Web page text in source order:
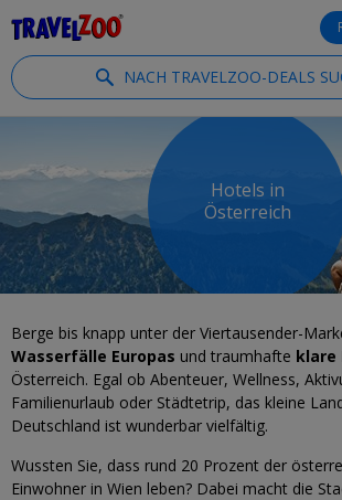
NACH TRAVELZOO-DEALS
Hotels in
Österreich
Berge bis knapp unter der Viertausender-
Wasserfälle Europas und traumhafte klare
Österreich. Egal ob Abenteuer, Wellness,
Familienurlaub oder Städtetrip, das kleine
Deutschland ist wunderbar vielfältig.
Wussten Sie, dass rund 20 Prozent der
Einwohner in Wien leben? Dabei macht die